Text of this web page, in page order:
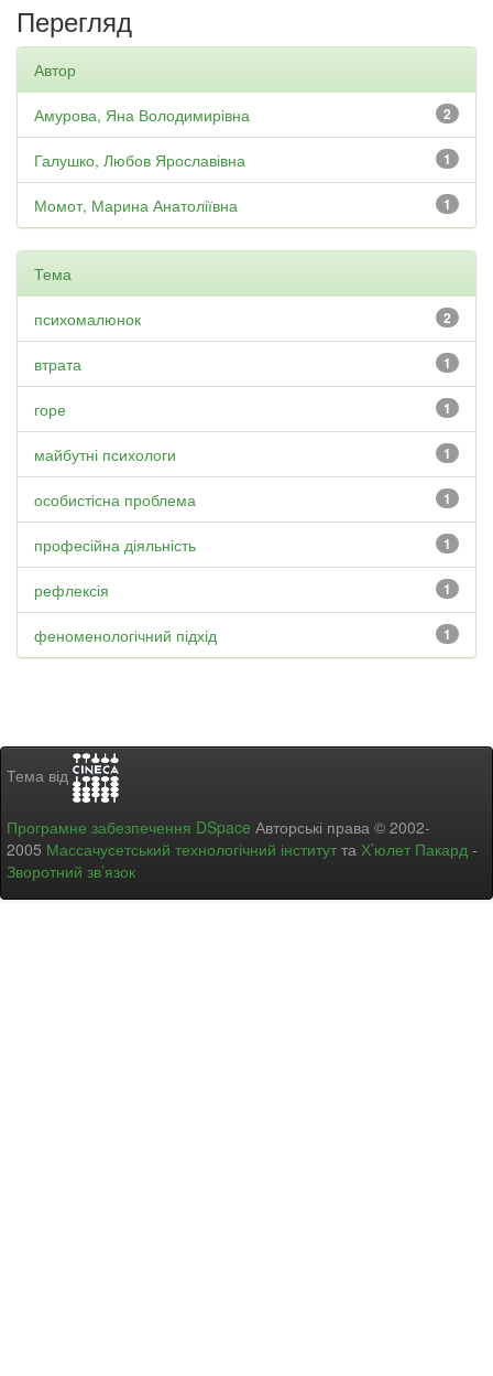
Перегляд
Автор
2
Амурова, Яна Володимирівна
1
Галушко, Любов Ярославівна
1
Момот, Марина Анатоліївна
Тема
2
психомалюнок
1
втрата
1
горе
1
майбутні психологи
1
особистісна проблема
1
професійна діяльність
1
рефлексія
1
феноменологічний підхід
Тема від
Програмне забезпечення DSpace Авторські права © 2002-
2005 Массачусетський технологічний інститут та Х’юлет Пакард -
Зворотний зв’язок